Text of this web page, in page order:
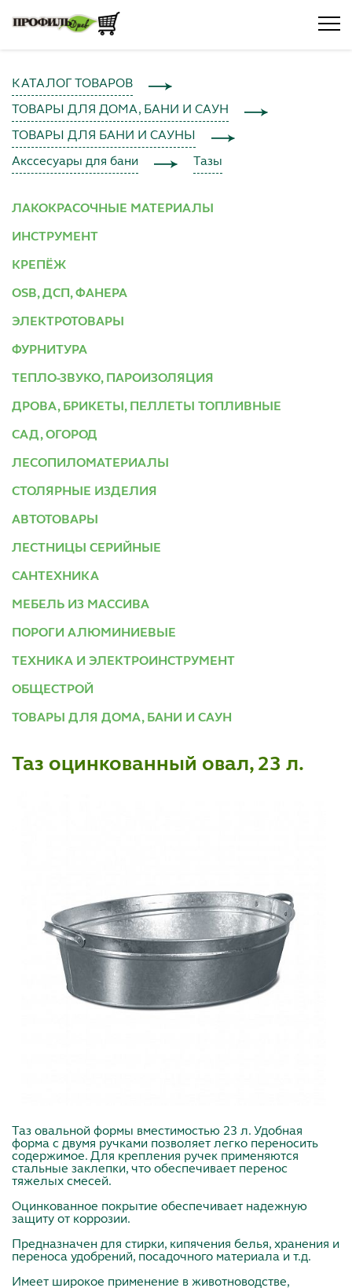
КАТАЛОГ ТОВАРОВ
ТОВАРЫ ДЛЯ ДОМА, БАНИ И САУН
ТОВАРЫ ДЛЯ БАНИ И САУНЫ
Акссесуары для бани Тазы
ЛАКОКРАСОЧНЫЕ МАТЕРИАЛЫ
ИНСТРУМЕНТ
КРЕПЁЖ
OSB, ДСП, ФАНЕРА
ЭЛЕКТРОТОВАРЫ
ФУРНИТУРА
ТЕПЛО-ЗВУКО, ПАРОИЗОЛЯЦИЯ
ДРОВА, БРИКЕТЫ, ПЕЛЛЕТЫ ТОПЛИВНЫЕ
САД, ОГОРОД
ЛЕСОПИЛОМАТЕРИАЛЫ
СТОЛЯРНЫЕ ИЗДЕЛИЯ
АВТОТОВАРЫ
ЛЕСТНИЦЫ СЕРИЙНЫЕ
САНТЕХНИКА
МЕБЕЛЬ ИЗ МАССИВА
ПОРОГИ АЛЮМИНИЕВЫЕ
ТЕХНИКА И ЭЛЕКТРОИНСТРУМЕНТ
ОБЩЕСТРОЙ
ТОВАРЫ ДЛЯ ДОМА, БАНИ И САУН
Таз оцинкованный овал, 23 л.
Таз овальной формы вместимостью 23 л. Удобная
форма с двумя ручками позволяет легко переносить
содержимое. Для крепления ручек применяются
стальные заклепки, что обеспечивает перенос
тяжелых смесей.
Оцинкованное покрытие обеспечивает надежную
защиту от коррозии.
Предназначен для стирки, кипячения белья, хранения и
переноса удобрений, посадочного материала и т.д.
Имеет широкое применение в животноводстве,